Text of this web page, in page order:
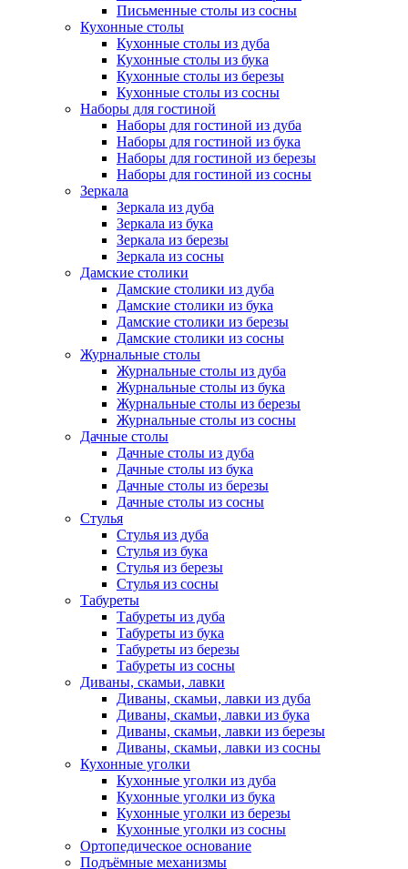
Письменные столы из сосны
Кухонные столы
Кухонные столы из дуба
Кухонные столы из бука
Кухонные столы из березы
Кухонные столы из сосны
Наборы для гостиной
Наборы для гостиной из дуба
Наборы для гостиной из бука
Наборы для гостиной из березы
Наборы для гостиной из сосны
Зеркала
Зеркала из дуба
Зеркала из бука
Зеркала из березы
Зеркала из сосны
Дамские столики
Дамские столики из дуба
Дамские столики из бука
Дамские столики из березы
Дамские столики из сосны
Журнальные столы
Журнальные столы из дуба
Журнальные столы из бука
Журнальные столы из березы
Журнальные столы из сосны
Дачные столы
Дачные столы из дуба
Дачные столы из бука
Дачные столы из березы
Дачные столы из сосны
Стулья
Стулья из дуба
Стулья из бука
Стулья из березы
Стулья из сосны
Табуреты
Табуреты из дуба
Табуреты из бука
Табуреты из березы
Табуреты из сосны
Диваны, скамьи, лавки
Диваны, скамьи, лавки из дуба
Диваны, скамьи, лавки из бука
Диваны, скамьи, лавки из березы
Диваны, скамьи, лавки из сосны
Кухонные уголки
Кухонные уголки из дуба
Кухонные уголки из бука
Кухонные уголки из березы
Кухонные уголки из сосны
Ортопедическое основание
Подъёмные механизмы